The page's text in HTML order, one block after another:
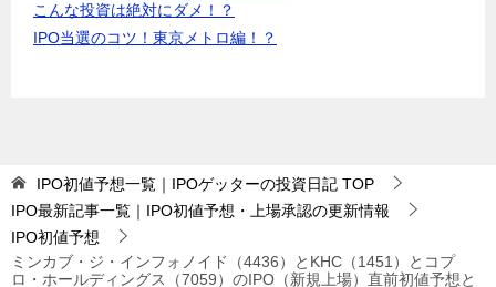
こんな投資は絶対にダメ！？
IPO当選のコツ！東京メトロ編！？
IPO初値予想一覧｜IPOゲッターの投資日記 TOP
IPO最新記事一覧｜IPO初値予想・上場承認の更新情報
IPO初値予想
ミンカブ・ジ・インフォノイド（4436）とKHC（1451）とコプ
ロ・ホールディングス（7059）のIPO（新規上場）直前初値予想と